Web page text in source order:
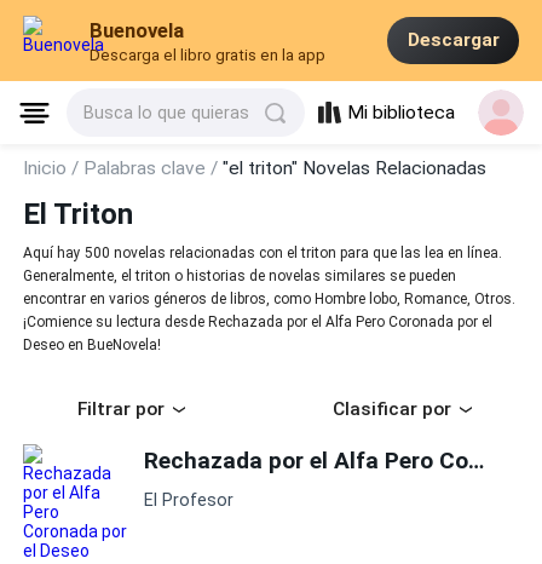
Buenovela
Descarga el libro gratis en la app
Descargar
Busca lo que quieras Mi biblioteca
Inicio / Palabras clave /"el triton" Novelas Relacionadas
El Triton
Aquí hay 500 novelas relacionadas con el triton para que las lea en línea.
Generalmente, el triton o historias de novelas similares se pueden
encontrar en varios géneros de libros, como Hombre lobo, Romance, Otros.
¡Comience su lectura desde Rechazada por el Alfa Pero Coronada por el
Deseo en BueNovela!
Filtrar por Clasificar por
Rechazada por el Alfa Pero Coronada por el Deseo
El Profesor